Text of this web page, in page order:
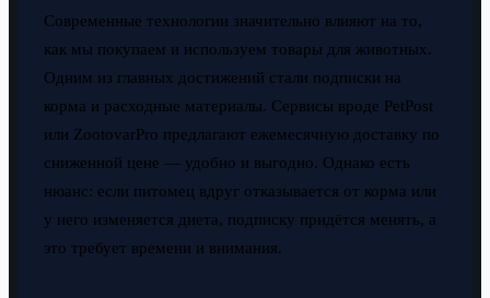
Современные технологии значительно влияют на то,
как мы покупаем и используем товары для животных.
Одним из главных достижений стали подписки на
корма и расходные материалы. Сервисы вроде PetPost
или ZootovarPro предлагают ежемесячную доставку по
сниженной цене — удобно и выгодно. Однако есть
нюанс: если питомец вдруг отказывается от корма или
у него изменяется диета, подписку придётся менять, а
это требует времени и внимания.